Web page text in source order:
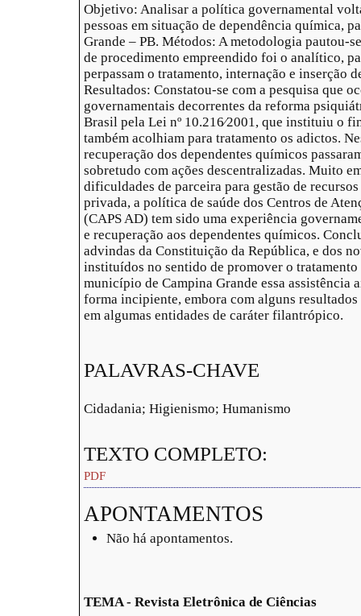
Objetivo: Analisar a política governamental
pessoas em situação de dependência química,
Grande – PB. Métodos: A metodologia pautou-
de procedimento empreendido foi o analítico,
perpassam o tratamento, internação e inserção
Resultados: Constatou-se com a pesquisa que
governamentais decorrentes da reforma
Brasil pela Lei nº 10.216∕2001, que instituiu o
também acolhiam para tratamento os adictos.
recuperação dos dependentes químicos
sobretudo com ações descentralizadas. Muito
dificuldades de parceira para gestão de
privada, a política de saúde dos Centros de
(CAPS AD) tem sido uma experiência
e recuperação aos dependentes químicos.
advindas da Constituição da República, e dos
instituídos no sentido de promover o
município de Campina Grande essa assistência
forma incipiente, embora com alguns
em algumas entidades de caráter filantrópico.
PALAVRAS-CHAVE
Cidadania; Higienismo; Humanismo
TEXTO COMPLETO:
PDF
APONTAMENTOS
Não há apontamentos.
TEMA - Revista Eletrônica de Ciências